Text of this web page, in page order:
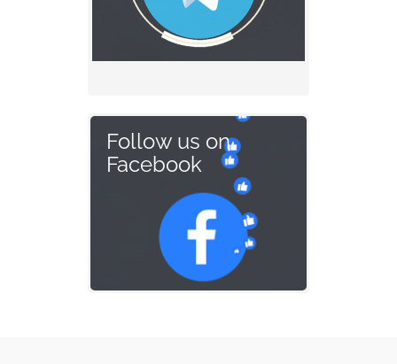
Follow us on
Facebook